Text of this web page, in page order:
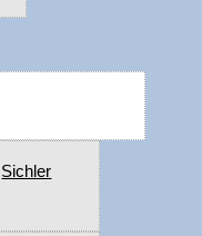
Sichler